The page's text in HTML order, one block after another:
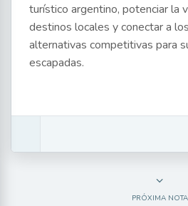
turístico argentino, potenciar la
destinos locales y conectar a
alternativas competitivas para
escapadas.
PRÓXIMA NOTA